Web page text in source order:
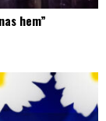
hem”